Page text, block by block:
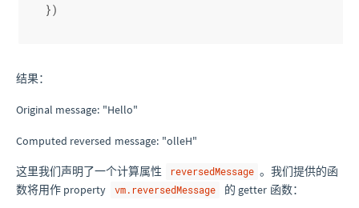
})
结果：
Original message: "Hello"
Computed reversed message: "olleH"
这里我们声明了一个计算属性 reversedMessage 。我们提供的函
数将用作 property
vm.reversedMessage 的 getter 函数：